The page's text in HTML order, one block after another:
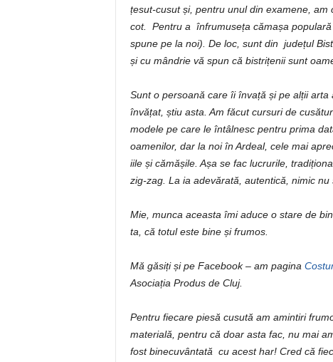
țesut-cusut și, pentru unul din examene,
cot. Pentru a înfrumuseța cămașa
spune pe la noi). De loc, sunt din județul
și cu mândrie vă spun că bistrițenii sunt
Sunt o persoană care îi învață și pe alții
învățat, știu asta. Am făcut cursuri de
modele pe care le întâlnesc pentru prima
oamenilor, dar la noi în Ardeal, cele mai
iile și cămășile. Așa se fac lucrurile,
zig-zag. La ia adevărată, autentică, nimic nu
Mie, munca aceasta îmi aduce o stare de
ta, că totul este bine și frumos.
Mă găsiți și pe Facebook – am pagina
Asociația Produs de Cluj.
Pentru fiecare piesă cusută am amintiri
materială, pentru că doar asta fac, nu mai
fost binecuvântată cu acest har! Cred că